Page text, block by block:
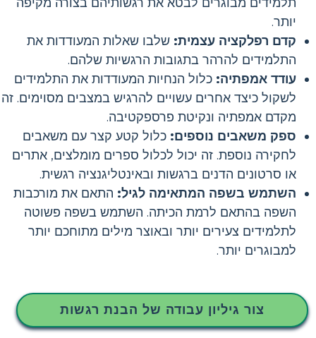
יותר.
קדם רפלקציה עצמית: שלבו שאלות המעודדות את
התלמידים להרהר בתגובות הרגשיות שלהם.
עודד אמפתיה: כלול הנחיות המעודדות את התלמידים
לשקול כיצד אחרים עשויים להרגיש במצבים מסוימים. זה
מקדם אמפתיה ונקיטת פרספקטיבה.
ספק משאבים נוספים: כלול קטע קצר עם משאבים
לחקירה נוספת. זה יכול לכלול ספרים מומלצים, אתרים
או סרטונים הדנים ברגשות ובאינטליגנציה רגשית.
השתמש בשפה המתאימה לגיל: התאם את מורכבות
השפה בהתאם לרמת הכיתה. השתמש בשפה פשוטה
לתלמידים צעירים יותר ובאוצר מילים מתוחכם יותר
למבוגרים יותר.
צור גיליון עבודה של הבנת רגשות